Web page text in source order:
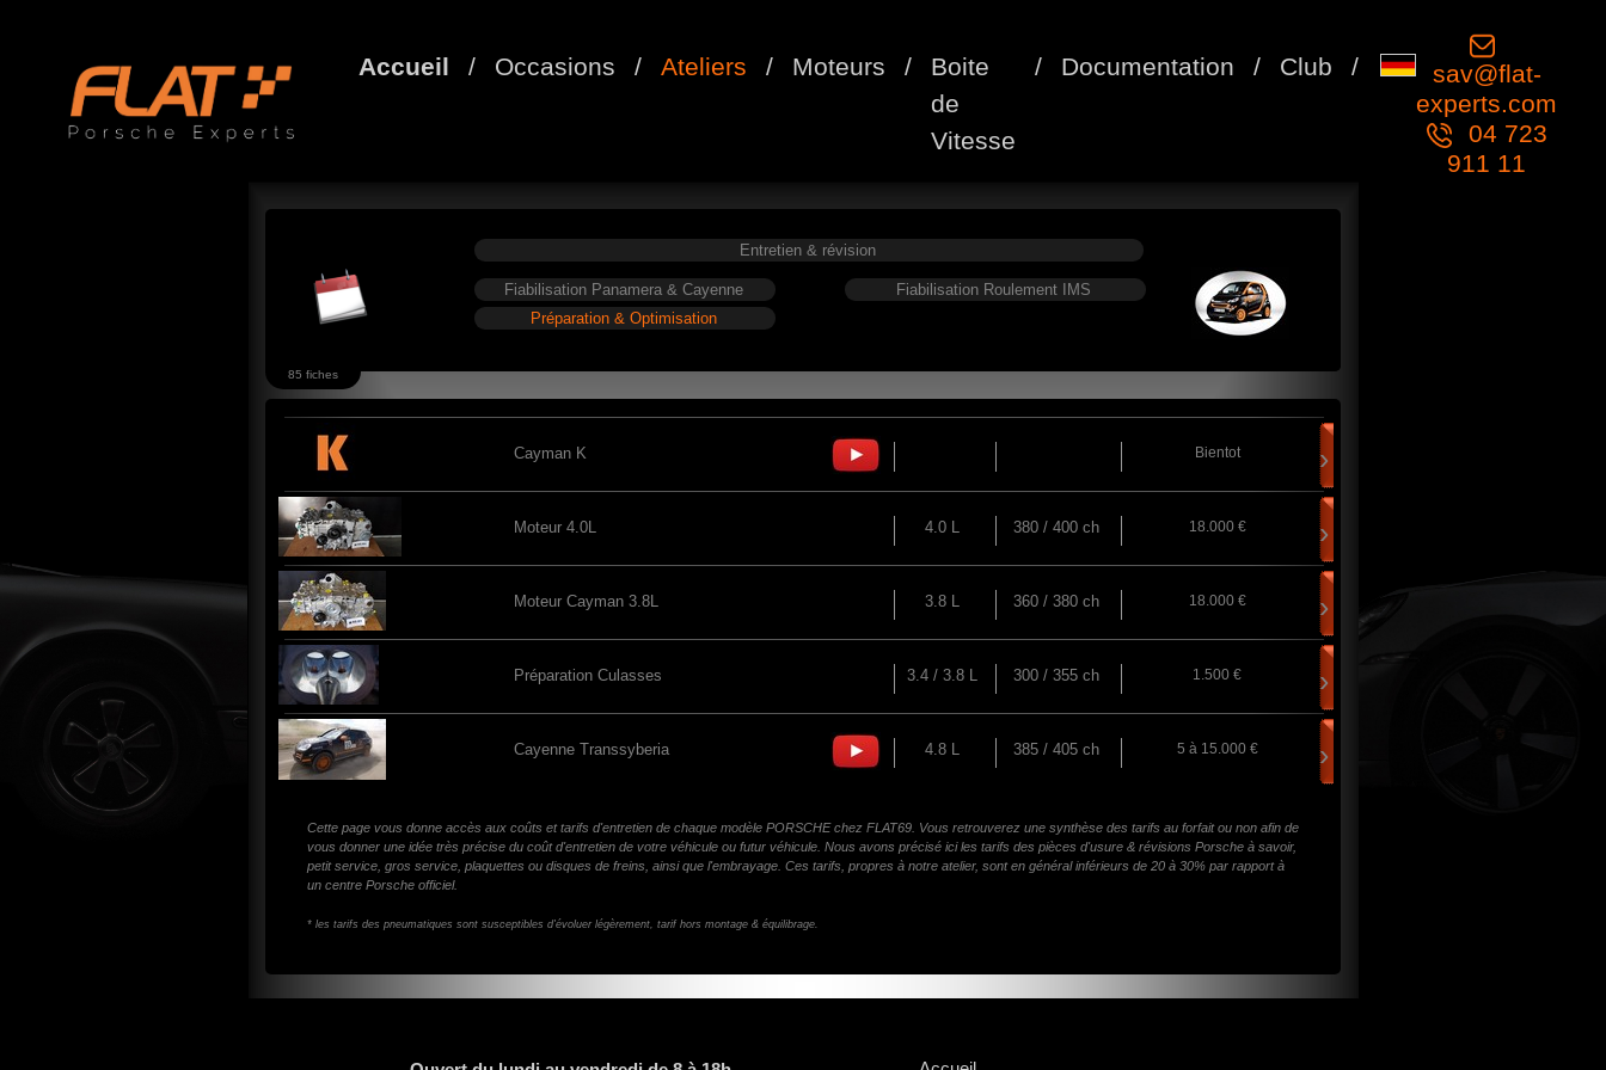
Accueil / Occasions / Ateliers / Moteurs /
Boite
de
Vitesse
/ Documentation / Club /
sav@flat-
experts.com
04 723
911 11
Entretien & révision
Fiabilisation Panamera & Cayenne
Préparation & Optimisation
Fiabilisation Roulement IMS
85 fiches
Cayman K Bientot ›
Moteur 4.0L 4.0 L 380 / 400 ch 18.000 € ›
Moteur Cayman 3.8L 3.8 L 360 / 380 ch 18.000 € ›
Préparation Culasses 3.4 / 3.8 L 300 / 355 ch 1.500 € ›
Cayenne Transsyberia 4.8 L 385 / 405 ch 5 à 15.000 € ›
Cette page vous donne accès aux coûts et tarifs d'entretien de chaque modèle PORSCHE chez FLAT69. Vous retrouverez une synthèse des tarifs au forfait ou non afin de
vous donner une idée très précise du coût d'entretien de votre véhicule ou futur véhicule. Nous avons précisé ici les tarifs des pièces d'usure & révisions Porsche à savoir,
petit service, gros service, plaquettes ou disques de freins, ainsi que l'embrayage. Ces tarifs, propres à notre atelier, sont en général inférieurs de 20 à 30% par rapport à
un centre Porsche officiel.
* les tarifs des pneumatiques sont susceptibles d'évoluer légèrement, tarif hors montage & équilibrage.